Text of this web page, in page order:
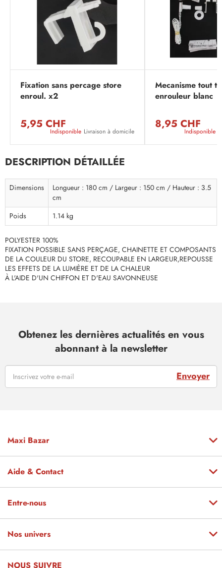
Fixation sans percage store
enroul. x2
5,95 CHF
Indisponible Livraison à domicile
Mecanisme tout
enrouleur blanc
8,95 CHF
Indisponible
DESCRIPTION DÉTAILLÉE
Dimensions
Longueur : 180 cm / Largeur : 150 cm / Hauteur : 3.5
cm
Poids
1.14 kg
POLYESTER 100%
FIXATION POSSIBLE SANS PERÇAGE, CHAINETTE ET COMPOSANTS
DE LA COULEUR DU STORE, RECOUPABLE EN LARGEUR,REPOUSSE
LES EFFETS DE LA LUMIÈRE ET DE LA CHALEUR
À L'AIDE D'UN CHIFFON ET D'EAU SAVONNEUSE
Obtenez les dernières actualités en vous
abonnant à la newsletter
Envoyer
Maxi Bazar
Aide & Contact
Entre-nous
Nos univers
NOUS SUIVRE